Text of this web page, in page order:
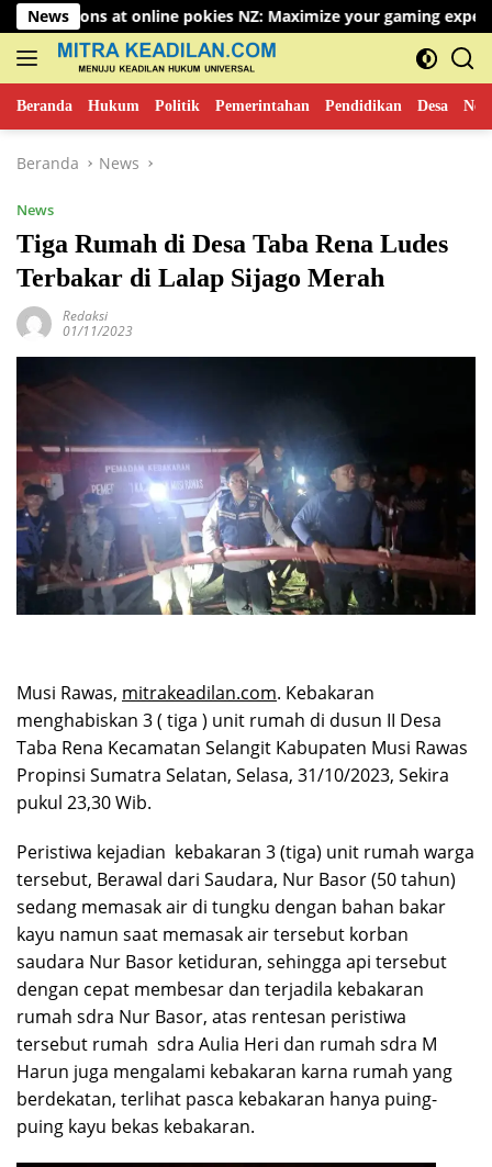
Langsung
ke
konten
News
pokies NZ: Maximize your gaming experience
Beranda Hukum Politik Pemerintahan Pendidikan Desa
Beranda News
News
Tiga Rumah di Desa Taba Rena Ludes
Terbakar di Lalap Sijago Merah
Redaksi
01/11/2023
Musi Rawas, mitrakeadilan.com. Kebakaran
menghabiskan 3 ( tiga ) unit rumah di dusun II Desa
Taba Rena Kecamatan Selangit Kabupaten Musi Rawas
Propinsi Sumatra Selatan, Selasa, 31/10/2023, Sekira
pukul 23,30 Wib.
Peristiwa kejadian kebakaran 3 (tiga) unit rumah warga
tersebut, Berawal dari Saudara, Nur Basor (50 tahun)
sedang memasak air di tungku dengan bahan bakar
kayu namun saat memasak air tersebut korban
saudara Nur Basor ketiduran, sehingga api tersebut
dengan cepat membesar dan terjadila kebakaran
rumah sdra Nur Basor, atas rentesan peristiwa
tersebut rumah sdra Aulia Heri dan rumah sdra M
Harun juga mengalami kebakaran karna rumah yang
berdekatan, terlihat pasca kebakaran hanya puing-
puing kayu bekas kebakaran.